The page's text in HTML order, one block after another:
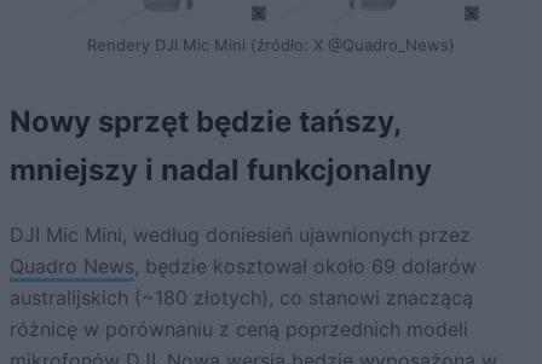
Rendery DJI Mic Mini (źródło: X @Quadro_News)
Nowy sprzęt będzie tańszy,
mniejszy i nadal funkcjonalny
DJI Mic Mini, według doniesień ujawnionych przez
Quadro News, będzie kosztował około 69 dolarów
australijskich (~180 złotych), co stanowi znaczącą
różnicę w porównaniu z ceną poprzednich modeli